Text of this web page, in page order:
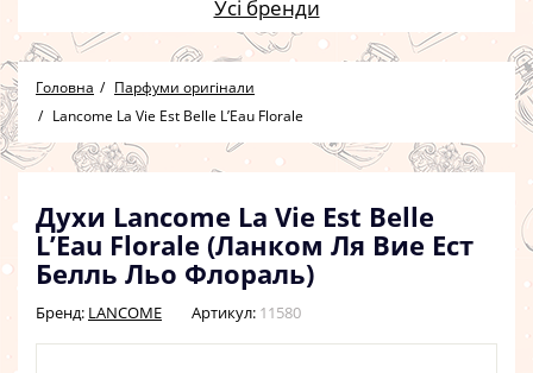
Усі бренди
Головна
Парфуми оригінали
Lancome La Vie Est Belle L’Eau Florale
Духи Lancome La Vie Est Belle
L’Eau Florale (Ланком Ля Вие Ест
Белль Льо Флораль)
Бренд: LANCOME Артикул: 11580